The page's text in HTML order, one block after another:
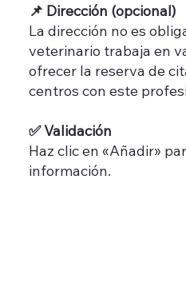
📌 Dirección (opcional)
La dirección no es
veterinario trabaja en
ofrecer la reserva de
centros con este
✅ Validación
Haz clic en «Añadir»
información.